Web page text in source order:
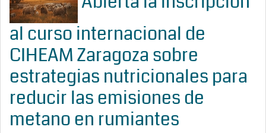
al curso internacional de
CIHEAM Zaragoza sobre
estrategias nutricionales para
reducir las emisiones de
metano en rumiantes